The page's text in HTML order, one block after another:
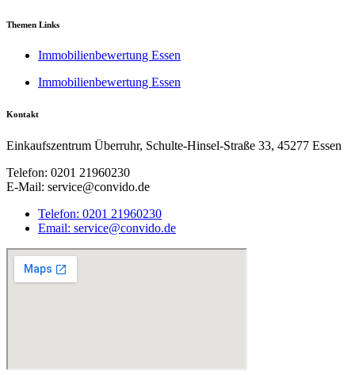
Themen Links
Immobilienbewertung Essen
Immobilienbewertung Essen
Kontakt
Einkaufszentrum Überruhr, Schulte-Hinsel-Straße 33, 45277 Essen
Telefon: 0201 21960230
E-Mail: service@convido.de
Telefon: 0201 21960230
Email: service@convido.de